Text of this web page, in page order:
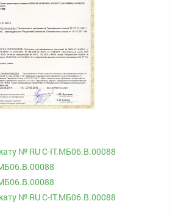
№ RU С-IT.МБ06.B.00088
№ RU С-IT.МБ06.B.00088